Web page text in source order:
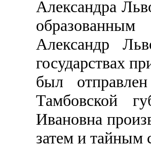
Александра
Александр
государствах
был
Тамбовской
Ивановна
затем и тайным